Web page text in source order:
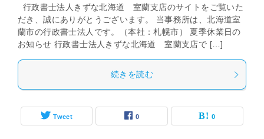
行政書士法人きずな北海道 室蘭支店のサイトをご覧いた
だき、誠にありがとうございます。 当事務所は、北海道室
蘭市の行政書士法人です。（本社：札幌市） 夏季休業日の
お知らせ 行政書士法人きずな北海道 室蘭支店で […]
続きを読む
Tweet 0 0